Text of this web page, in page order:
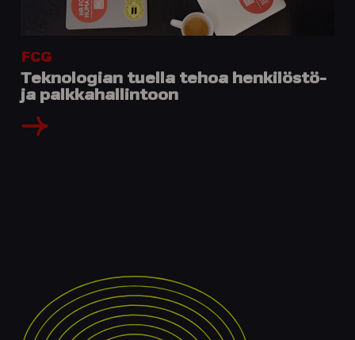
FCG
Teknologian tuella tehoa henkilöstö-
ja palkkahallintoon